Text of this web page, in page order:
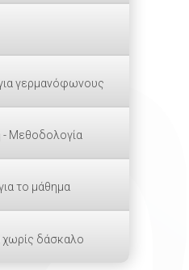
γερμανόφωνους
- Μεθοδολογία
το μάθημα
χωρίς δάσκαλο